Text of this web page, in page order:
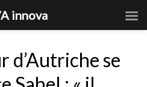
d’Autriche se
innova